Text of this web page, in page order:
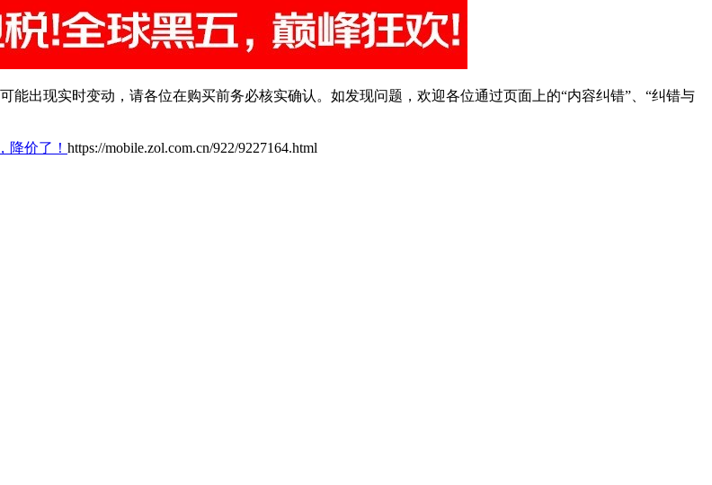
出现实时变动，请各位在购买前务必核实确认。如发现问题，欢迎各位通过页面上的“内容纠错”、“纠错与
降价了！ https://mobile.zol.com.cn/922/9227164.html